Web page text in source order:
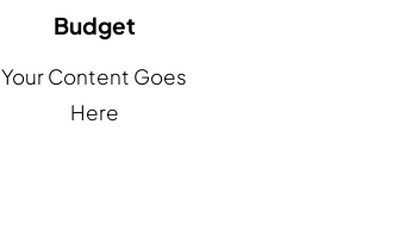
Budget
Your Content Goes
Here